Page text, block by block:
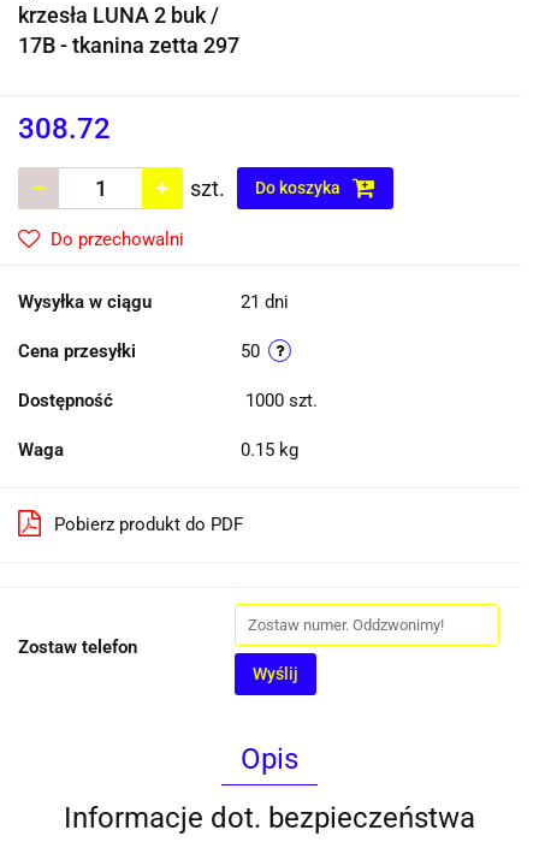
krzesła LUNA 2 buk /
17B - tkanina zetta 297
308.72
szt. Do koszyka
Do przechowalni
Wysyłka w ciągu 21 dni
Cena przesyłki 50
Dostępność 1000 szt.
Waga 0.15 kg
Pobierz produkt do PDF
Zostaw telefon
Wyślij
Opis
Informacje dot. bezpieczeństwa